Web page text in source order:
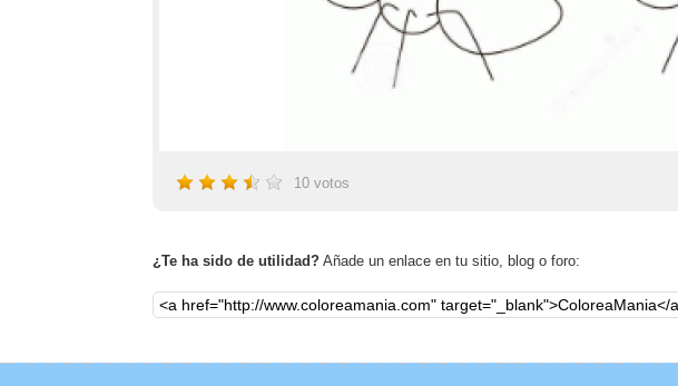
10 votos
¿Te ha sido de utilidad? Añade un enlace en tu sitio, blog o foro: